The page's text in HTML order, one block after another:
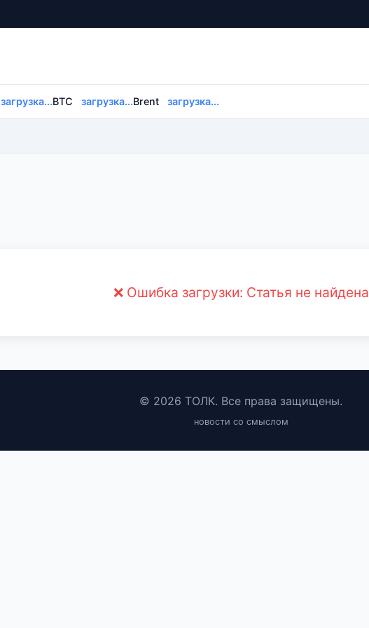
загрузка...BTC загрузка...Brent загрузка...
❌ Ошибка загрузки: Статья не найдена
© 2026 ТОЛК. Все права защищены.
новости со смыслом